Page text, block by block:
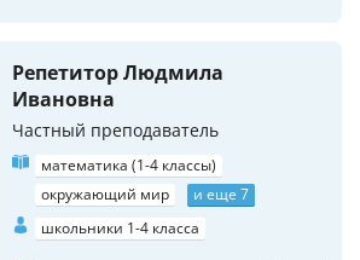
Репетитор Людмила
Ивановна
Частный преподаватель
математика (1-4 классы)
окружающий мир
и еще 7
школьники 1-4 класса